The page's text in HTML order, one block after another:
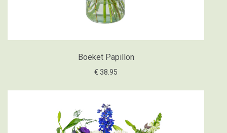
Boeket Papillon
€ 38.95